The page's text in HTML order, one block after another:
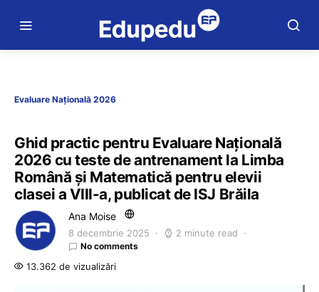
Evaluare Națională 2026
Ghid practic pentru Evaluare Națională
2026 cu teste de antrenament la Limba
Română și Matematică pentru elevii
clasei a VIII-a, publicat de ISJ Brăila
Ana Moise
8 decembrie 2025 2 minute read
No comments
13.362 de vizualizări